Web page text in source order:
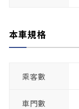
本車規格
乘客數
車門數